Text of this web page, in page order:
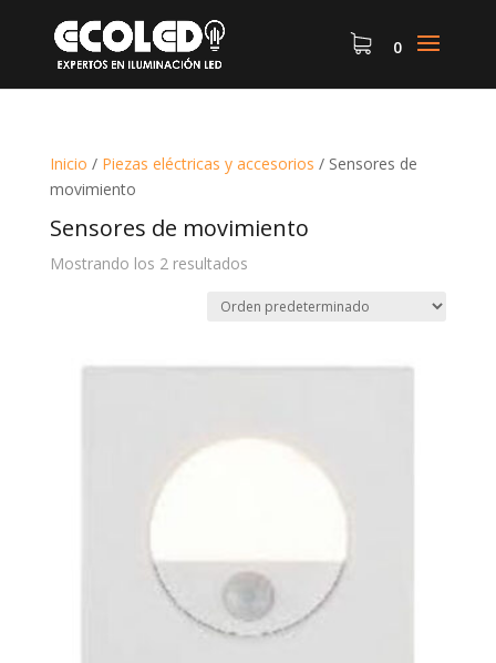
0
Inicio / Piezas eléctricas y accesorios / Sensores de
movimiento
Sensores de movimiento
Mostrando los 2 resultados